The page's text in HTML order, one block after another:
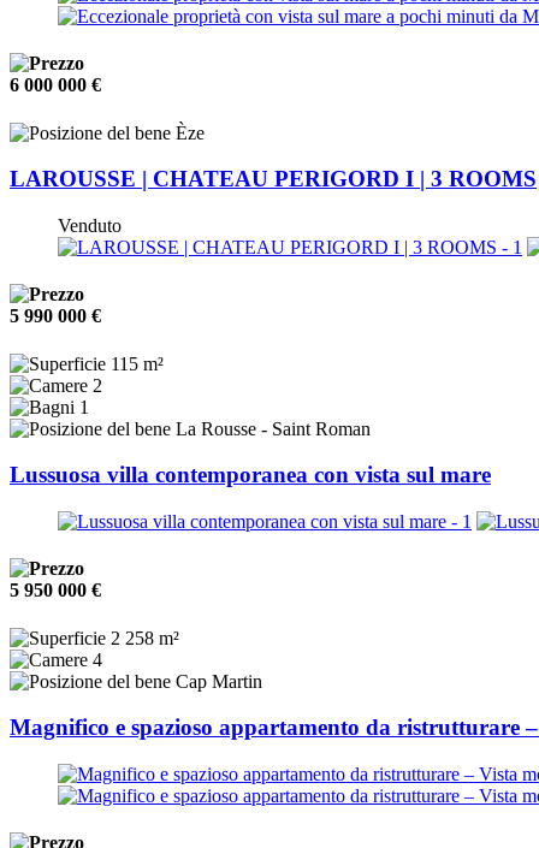
6 000 000 €
Èze
LAROUSSE | CHATEAU PERIGORD I | 3 ROOMS
Venduto
5 990 000 €
115 m²
2
1
La Rousse - Saint Roman
Lussuosa villa contemporanea con vista sul mare
5 950 000 €
2 258 m²
4
Cap Martin
Magnifico e spazioso appartamento da ristrutturare